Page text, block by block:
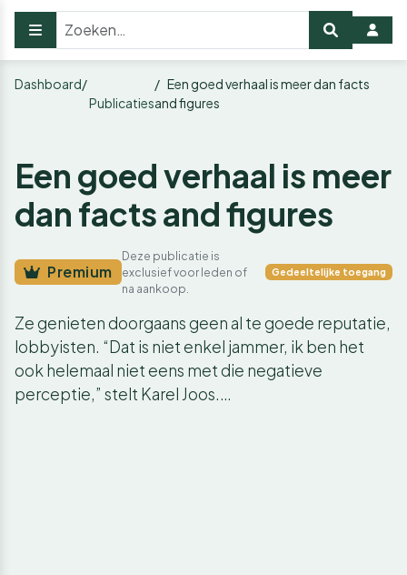
Dashboard
Publicaties
Een goed verhaal is meer dan facts
and figures
Een goed verhaal is meer
dan facts and figures
Premium
Deze publicatie is
exclusief voor leden of
na aankoop.
Gedeeltelijke toegang
Ze genieten doorgaans geen al te goede reputatie,
lobbyisten. “Dat is niet enkel jammer, ik ben het
ook helemaal niet eens met die negatieve
perceptie,” stelt Karel Joos.…